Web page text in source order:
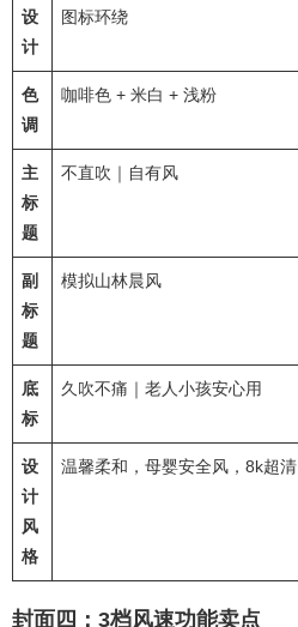
设
计
图标环绕
色
调
咖啡色 + 米白 + 浅粉
主
标
题
不直吹｜自有风
副
标
题
模拟山林晨风
底
标
久吹不痛｜老人小孩安心用
设
计
风
格
温馨柔和，母婴安全风，8k超清
封面四：3档风速功能卖点